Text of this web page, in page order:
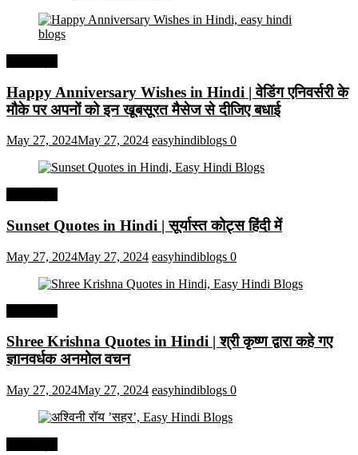
Happy Anniversary Wishes in Hindi | वेडिंग एनिवर्सरी के
मौके पर अपनों को इन खूबसूरत मैसेज से दीजिए बधाई
May 27, 2024May 27, 2024 easyhindiblogs 0
Sunset Quotes in Hindi | सूर्यास्त कोट्स हिंदी में
May 27, 2024May 27, 2024 easyhindiblogs 0
Shree Krishna Quotes in Hindi | श्री कृष्ण द्वारा कहे गए
ज्ञानवर्धक अनमोल वचन
May 27, 2024May 27, 2024 easyhindiblogs 0